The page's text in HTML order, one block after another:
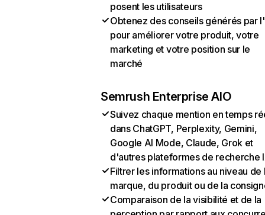
posent les utilisateurs
Obtenez des conseils générés par
pour améliorer votre produit, votre
marketing et votre position sur le
marché
Semrush Enterprise AIO
Suivez chaque mention en temps
dans ChatGPT, Perplexity, Gemini,
Google AI Mode, Claude, Grok et
d'autres plateformes de recherche
Filtrer les informations au niveau de
marque, du produit ou de la
Comparaison de la visibilité et de la